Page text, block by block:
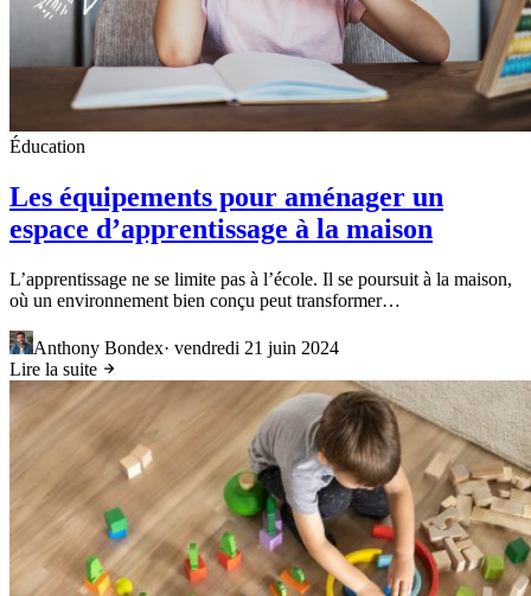
Éducation
Les équipements pour aménager un
espace d’apprentissage à la maison
L’apprentissage ne se limite pas à l’école. Il se poursuit à la maison,
où un environnement bien conçu peut transformer…
Anthony Bondex· vendredi 21 juin 2024
Lire la suite